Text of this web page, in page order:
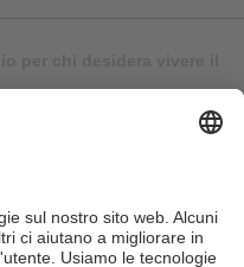
Non garantiamo la